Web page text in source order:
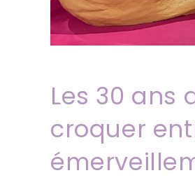
Les 30 ans
croquer